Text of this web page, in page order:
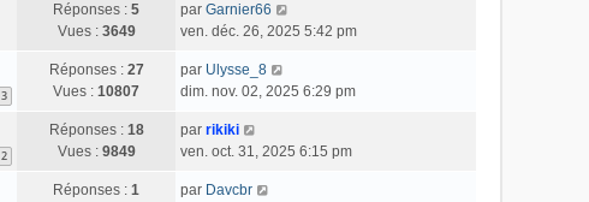
Réponses : 5
Vues : 3649
par Garnier66
ven. déc. 26, 2025 5:42 pm
3
Réponses : 27
Vues : 10807
par Ulysse_8
dim. nov. 02, 2025 6:29 pm
2
Réponses : 18
Vues : 9849
par rikiki
ven. oct. 31, 2025 6:15 pm
Réponses : 1
par Davcbr